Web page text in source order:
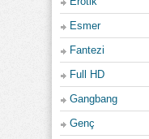
Esmer
Fantezi
Full HD
Gangbang
Genç